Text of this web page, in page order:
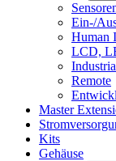
Ein-/
Human
LCD,
Remote
Master
Kits
Gehäuse